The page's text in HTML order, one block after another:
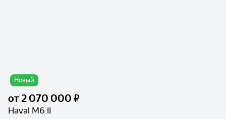
Новый
от2 070 000 ₽
Haval M6 II